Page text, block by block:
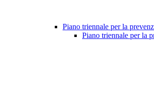
Piano triennale per la
Piano triennale per la